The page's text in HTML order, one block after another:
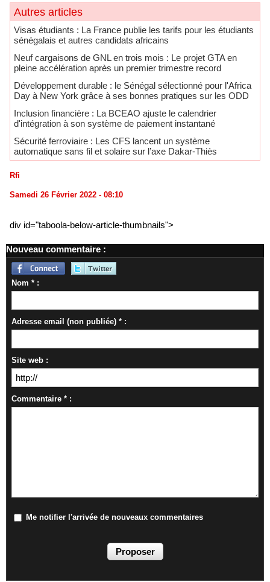
Autres articles
​Visas étudiants : La France publie les tarifs pour les étudiants
sénégalais et autres candidats africains
Neuf cargaisons de GNL en trois mois : Le projet GTA en
pleine accélération après un premier trimestre record
Développement durable : le Sénégal sélectionné pour l'Africa
Day à New York grâce à ses bonnes pratiques sur les ODD
​Inclusion financière : La BCEAO ajuste le calendrier
d'intégration à son système de paiement instantané
Sécurité ferroviaire : Les CFS lancent un système
automatique sans fil et solaire sur l’axe Dakar-Thiès
Rfi
Samedi 26 Février 2022 - 08:10
div id="taboola-below-article-thumbnails">
Nouveau commentaire :
Nom * :
Adresse email (non publiée) * :
Site web :
Commentaire * :
Me notifier l'arrivée de nouveaux commentaires